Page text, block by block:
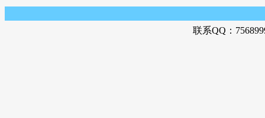
联系QQ：